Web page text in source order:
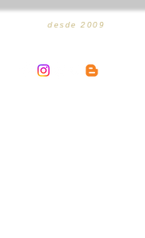
desde 2009